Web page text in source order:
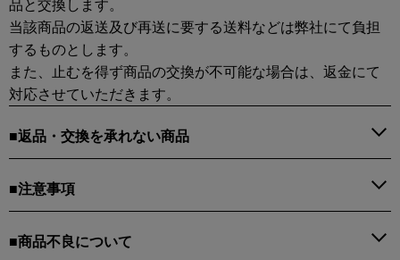
品と交換します。
当該商品の返送及び再送に要する送料などは弊社にて負担
するものとします。
また、止むを得ず商品の交換が不可能な場合は、返金にて
対応させていただきます。
■返品・交換を承れない商品
■注意事項
■商品不良について